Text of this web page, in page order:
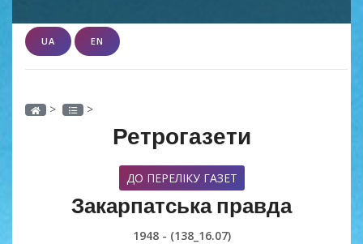
UA EN
> >
Ретрогазети
ДО ПЕРЕЛІКУ ГАЗЕТ
Закарпатська правда
1948 - (138_16.07)